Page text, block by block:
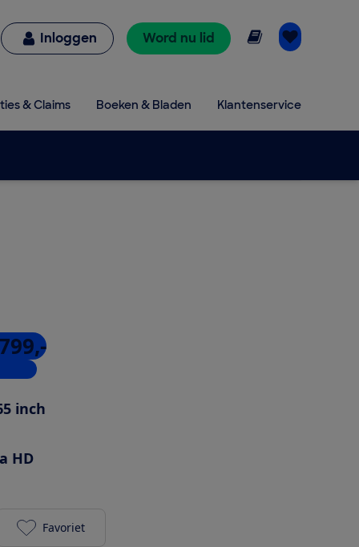
Inloggen Word nu lid Online lezen
& Claims Boeken & Bladen Klantenservice
inch
HD
Sony K-65S32 toevoegen aan je favorieten
Favoriet